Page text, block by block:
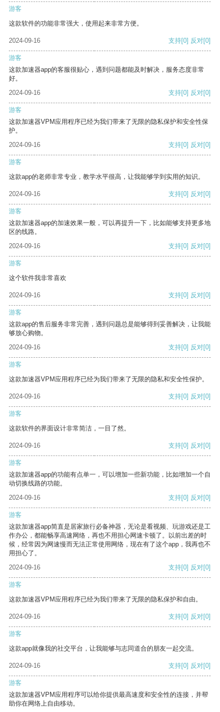
游客
这款软件的功能非常强大，使用起来非常方便。
2024-09-16 支持[0] 反对[0]
游客
这款加速器app的客服很贴心，遇到问题都能及时解决，服务态度非常
好。
2024-09-16
支持[0] 反对[0]
游客
这款加速器VPM应用程序已经为我们带来了无限的隐私保护和安全性保
护。
2024-09-16
支持[0] 反对[0]
游客
这款app的老师非常专业，教学水平很高，让我能够学到实用的知识。
2024-09-16 支持[0] 反对[0]
游客
这款加速器app的加速效果一般，可以再提升一下，比如能够支持更多地
区的线路。
2024-09-16
支持[0] 反对[0]
游客
这个软件我非常喜欢
2024-09-16 支持[0] 反对[0]
游客
这款app的售后服务非常完善，遇到问题总是能够得到妥善解决，让我能
够放心购物。
2024-09-16
支持[0] 反对[0]
游客
这款加速器VPM应用程序已经为我们带来了无限的隐私和安全性保护。
2024-09-16 支持[0] 反对[0]
游客
这款软件的界面设计非常简洁，一目了然。
2024-09-16 支持[0] 反对[0]
游客
这款加速器app的功能有点单一，可以增加一些新功能，比如增加一个自
动切换线路的功能。
2024-09-16
支持[0] 反对[0]
游客
这款加速器app简直是居家旅行必备神器，无论是看视频、玩游戏还是工
作办公，都能畅享高速网络，再也不用担心网速卡顿了。以前出差的时
候，经常因为网速慢而无法正常使用网络，现在有了这个app，我再也不
用担心了。
2024-09-16
支持[0] 反对[0]
游客
这款加速器VPM应用程序已经为我们带来了无限的隐私保护和自由。
2024-09-16 支持[0] 反对[0]
游客
这款app就像我的社交平台，让我能够与志同道合的朋友一起交流。
2024-09-16 支持[0] 反对[0]
游客
这款加速器VPM应用程序可以给你提供最高速度和安全性的连接，并帮
助你在网络上自由移动。